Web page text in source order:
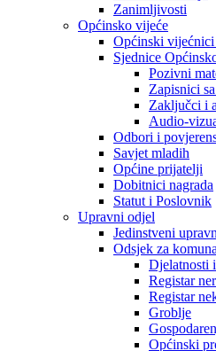
Zanimljivosti
Općinsko vijeće
Općinski
Sjednice
Pozivni
Zapisnici
Zaključci i
Audio-
Odbori i
Savjet mladih
Općine prijatelji
Dobitnici nagrada
Statut i Poslovnik
Upravni odjel
Jedinstveni
Odsjek za
Djelatnosti
Registar
Registar
Groblje
Općinski